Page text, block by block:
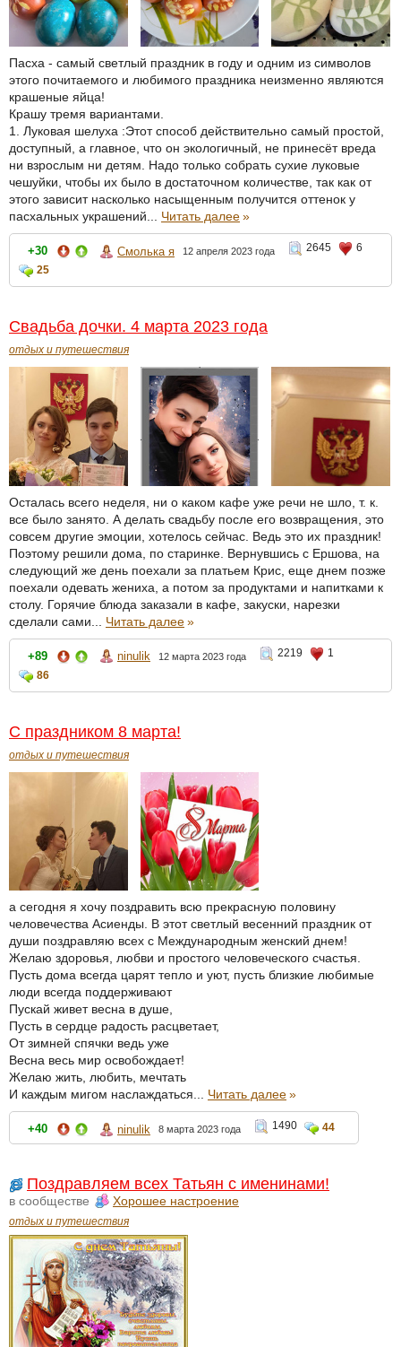
Пасха - самый светлый праздник в году и одним из символов
этого почитаемого и любимого праздника неизменно являются
крашеные яйца!
Крашу тремя вариантами.
1. Луковая шелуха :Этот способ действительно самый простой,
доступный, а главное, что он экологичный, не принесёт вреда
ни взрослым ни детям. Надо только собрать сухие луковые
чешуйки, чтобы их было в достаточном количестве, так как от
этого зависит насколько насыщенным получится оттенок у
пасхальных украшений... Читать далее»
+30 Смолька я 12 апреля 2023 года 2645
6
25
Свадьба дочки. 4 марта 2023 года
отдых и путешествия
Осталась всего неделя, ни о каком кафе уже речи не шло, т. к.
все было занято. А делать свадьбу после его возвращения, это
совсем другие эмоции, хотелось сейчас. Ведь это их праздник!
Поэтому решили дома, по старинке. Вернувшись с Ершова, на
следующий же день поехали за платьем Крис, еще днем позже
поехали одевать жениха, а потом за продуктами и напитками к
столу. Горячие блюда заказали в кафе, закуски, нарезки
сделали сами... Читать далее»
+89 ninulik 12 марта 2023 года 2219
1
86
С праздником 8 марта!
отдых и путешествия
а сегодня я хочу поздравить всю прекрасную половину
человечества Асиенды. В этот светлый весенний праздник от
души поздравляю всех с Международным женский днем!
Желаю здоровья, любви и простого человеческого счастья.
Пусть дома всегда царят тепло и уют, пусть близкие любимые
люди всегда поддерживают
Пускай живет весна в душе,
Пусть в сердце радость расцветает,
От зимней спячки ведь уже
Весна весь мир освобождает!
Желаю жить, любить, мечтать
И каждым мигом наслаждаться... Читать далее»
+40 ninulik 8 марта 2023 года 1490 44
Поздравляем всех Татьян с именинами!
в сообществе Хорошее настроение
отдых и путешествия